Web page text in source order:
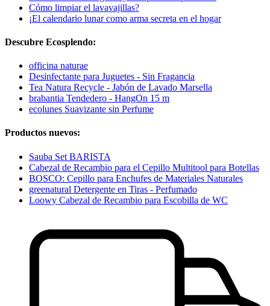
Cómo limpiar el lavavajillas?
¡El calendario lunar como arma secreta en el hogar
Descubre Ecosplendo:
officina naturae
Desinfectante para Juguetes - Sin Fragancia
Tea Natura Recycle - Jabón de Lavado Marsella
brabantia Tendedero - HangOn 15 m
ecolunes Suavizante sin Perfume
Productos nuevos:
Sauba Set BARISTA
Cabezal de Recambio para el Cepillo Multitool para Botellas
BOSCO: Cepillo para Enchufes de Materiales Naturales
greenatural Detergente en Tiras - Perfumado
Loowy Cabezal de Recambio para Escobilla de WC